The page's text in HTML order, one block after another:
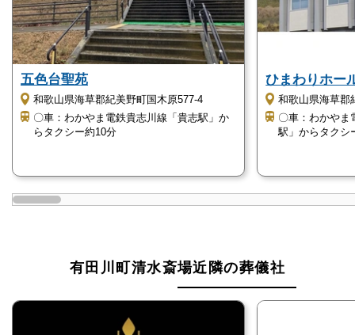
な負担も軽減できます。
有田川町清水斎場のご利用時の注意点
有田川町清水斎場をご利用の際の注意点をご紹介しま
す。
有田川町清水斎場のご利用を検討される場合は
24時間受付けていますので、早朝でも深夜でもかまい
五色台聖苑
和歌山県海草郡紀美野町国木原577-4
〇車：わかやま電鉄貴志川線「貴志駅」か
らタクシー約10分
ひまわりホー
和歌山県海草郡
〇車：わかやま
駅」からタクシ
有田川町清水斎場近隣の葬儀社